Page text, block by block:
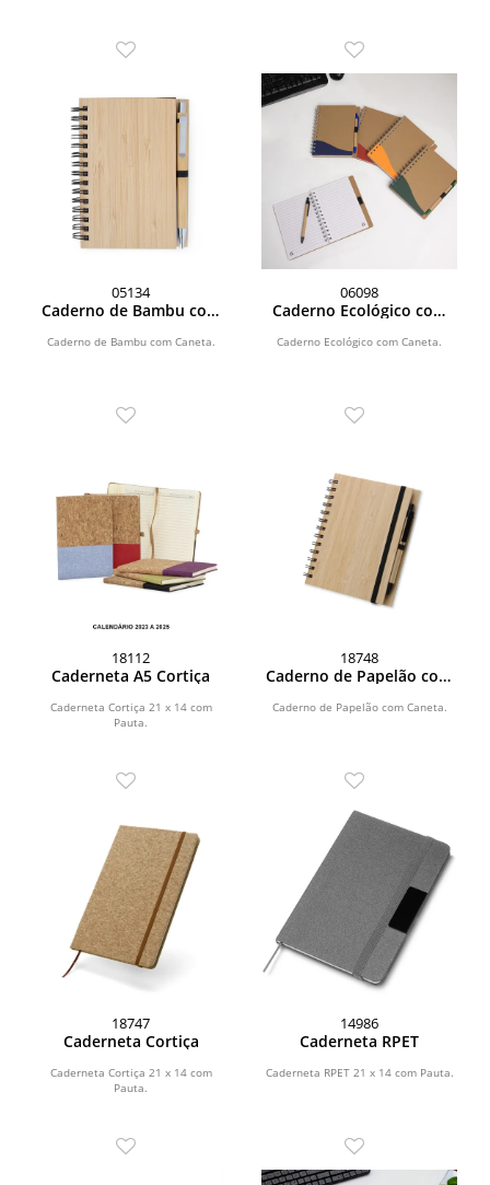
05134
Caderno de Bambu com
Caderno de Bambu com Caneta.
06098
Caderno Ecológico com
Caderno Ecológico com Caneta.
18112
Caderneta A5 Cortiça
Caderneta Cortiça 21 x 14 com
Pauta.
18748
Caderno de Papelão com
Caderno de Papelão com Caneta.
18747
Caderneta Cortiça
Caderneta Cortiça 21 x 14 com
Pauta.
14986
Caderneta RPET
Caderneta RPET 21 x 14 com Pauta.